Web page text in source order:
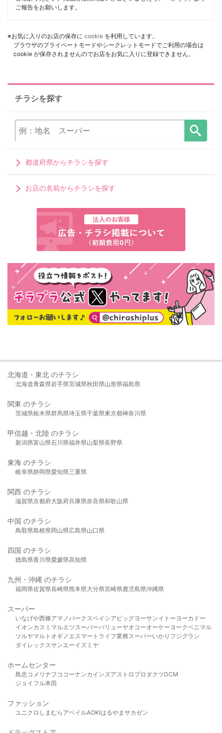
ご報告をお願いします。
※お気に入りのお店の保存に cookie を利用しています。
ブラウザのプライベートモードやシークレットモードでご利用の場合は
cookie が保存されませんのでお店をお気に入りに登録できません。
チラシを探す
都道府県からチラシを探す
お店の名前からチラシを探す
北海道・東北 のチラシ
北海道青森県岩手県宮城県秋田県山形県福島県
関東 のチラシ
茨城県栃木県群馬県埼玉県千葉県東京都神奈川県
甲信越・北陸 のチラシ
新潟県富山県石川県福井県山梨県長野県
東海 のチラシ
岐阜県静岡県愛知県三重県
関西 のチラシ
滋賀県京都府大阪府兵庫県奈良県和歌山県
中国 のチラシ
鳥取県島根県岡山県広島県山口県
四国 のチラシ
徳島県香川県愛媛県高知県
九州・沖縄 のチラシ
福岡県佐賀県長崎県熊本県大分県宮崎県鹿児島県沖縄県
スーパー
いなげや西條アマノパークスベイシア ビッグヨーサンイトーヨーカドー
イオンカスミ マルエツスーパーバリューヤオコーオーケー ヨークベニマル
ツルヤマルト オギノ エスマート ライフ業務スーパーいかり フジグラン
ダイレックスサンエーイズミヤ
ホームセンター
島忠 コメリ ナフコ コーナンカインズアストロプロダクツDCM
ジョイフル本田
ファッション
ユニクロ しまむら アベイルAOKIはるやま サカゼン